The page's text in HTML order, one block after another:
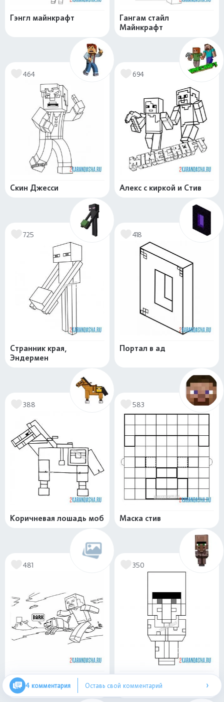
Гэнгл майнкрафт
Гангам стайл
Майнкрафт
464
Скин Джесси
694
Алекс с киркой и Стив
725
Странник края,
Эндермен
418
Портал в ад
388
Коричневая лошадь моб
583
Маска стив
481
Майнкрафт погоня
350
виладжер
4 комментария Оставь свой комментарий ›